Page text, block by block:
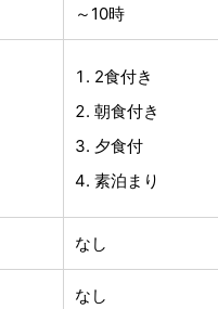
～10時
2食付き
朝食付き
夕食付
素泊まり
なし
なし